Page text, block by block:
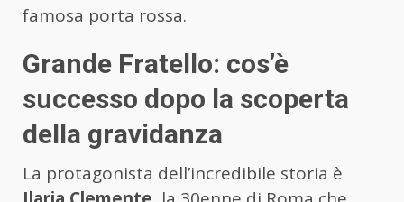
famosa porta rossa.
Grande Fratello: cos’è
successo dopo la scoperta
della gravidanza
La protagonista dell’incredibile storia è